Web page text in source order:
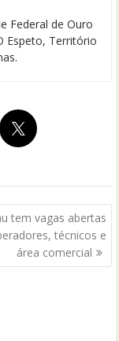
Federal de Ouro
Espeto, Território
tem vagas abertas
técnicos e
área comercial